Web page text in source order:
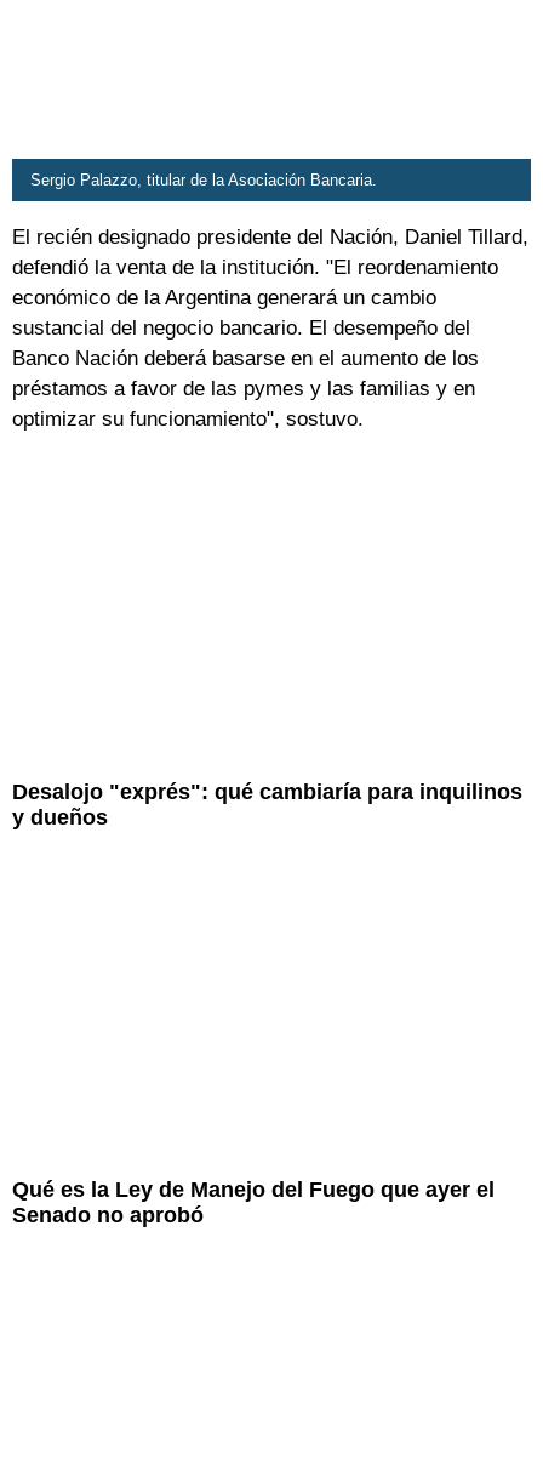
Sergio Palazzo, titular de la Asociación Bancaria.
El recién designado presidente del Nación, Daniel Tillard,
defendió la venta de la institución. "El reordenamiento
económico de la Argentina generará un cambio
sustancial del negocio bancario. El desempeño del
Banco Nación deberá basarse en el aumento de los
préstamos a favor de las pymes y las familias y en
optimizar su funcionamiento", sostuvo.
Desalojo "exprés": qué cambiaría para inquilinos
y dueños
Qué es la Ley de Manejo del Fuego que ayer el
Senado no aprobó